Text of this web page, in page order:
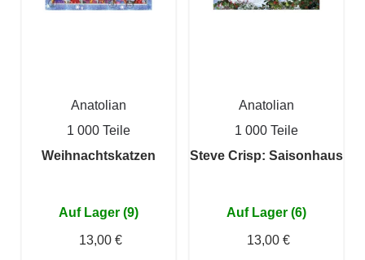
Anatolian
1 000 Teile
Weihnachtskatzen
Auf Lager (9)
13,00 €
Anatolian
1 000 Teile
Steve Crisp: Saisonhaus
Auf Lager (6)
13,00 €